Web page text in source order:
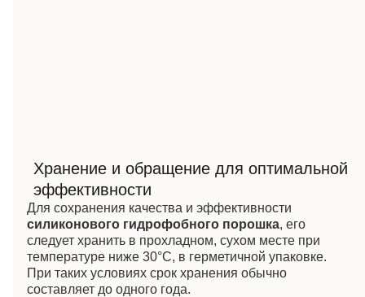
Хранение и обращение для оптимальной
эффективности
Для сохранения качества и эффективности
силиконового гидрофобного порошка, его
следует хранить в прохладном, сухом месте при
температуре ниже 30°C, в герметичной упаковке.
При таких условиях срок хранения обычно
составляет до одного года.